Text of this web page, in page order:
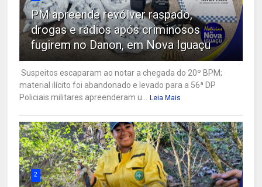
PM apreende revólver raspado,
drogas e rádios após criminosos
fugirem no Danon, em Nova Iguaçu
Suspeitos escaparam ao notar a chegada do 20º BPM;
material ilícito foi abandonado e levado para a 56ª DP
Policiais militares apreenderam u...
Leia Mais
2